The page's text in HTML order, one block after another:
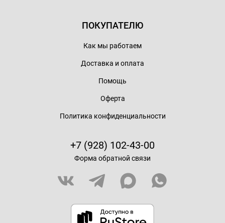
ПОКУПАТЕЛЮ
Как мы работаем
Доставка и оплата
Помощь
Оферта
Политика конфиденциальности
+7 (928) 102-43-00
Форма обратной связи